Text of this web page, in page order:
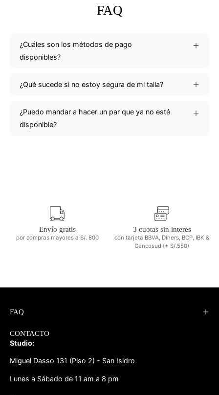
FAQ
¿Cuáles son los métodos de pago
disponibles?
¿Qué sucede si no estoy segura de mi talla?
¿Puedo mandar a hacer un par que ya no esté
disponible?
Envío gratis
por compras mayores a S/. 800
3 cuotas sin interes
con tarjeta BBVA, Diners, BCP, IBK &
Cencosud (+ S/.550)
FAQ
CONTACTO
Studio:
Miguel Dasso 131 (Piso 2) - San Isidro
Lunes a Sábado de 11 am a 8 pm